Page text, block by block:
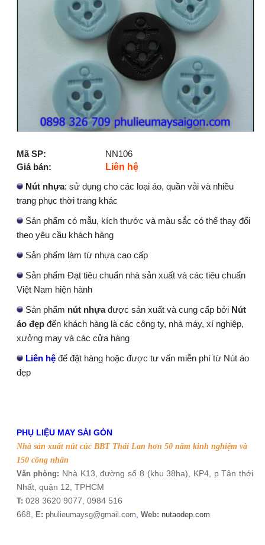
Mã SP:
NN106
Giá bán:
Liên hệ
Nút nhựa: sử dụng cho các loại áo, quần vải và nhiều
trang phục thời trang khác
Sản phẩm có mẫu, kích thước và màu sắc có thể thay đổi
theo yêu cầu khách hàng
Sản phẩm làm từ nhựa cao cấp
Sản phẩm Đạt tiêu chuẩn nhà sản xuất và các tiêu chuẩn
Việt Nam hiện hành
Sản phẩm nút nhựađược sản xuất và cung cấp bởi Nút
áo đẹpđến khách hàng là các công ty, nhà máy, xí nghiệp,
xưởng may và các cửa hàng
Liên hệ để đặt hàng hoặc được tư vấn miễn phí từ Nút áo
đẹp
PHỤ LIỆU MAY SÀI GÒN
Nhà sản xuất nút cúc BBT Thái Lan hơn 50 năm kinh nghiệm và
150 công nhân
Văn phòng: Nhà K13, đường số 8 (khu 38ha), KP4, p Tân thới
Nhất, quận 12, TPHCM
T: 028 3620 9077, 0984 516
668, E: phulieumaysg@gmail.com, Web: nutaodep.com